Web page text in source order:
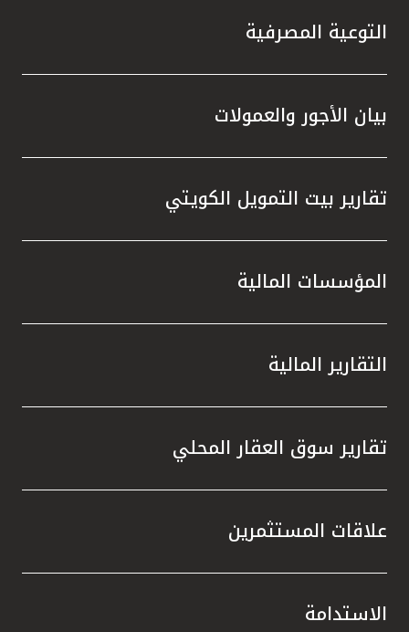
التوعية المصرفية
بيان الأجور والعمولات
تقارير بيت التمويل الكويتي
المؤسسات المالية
التقارير المالية
تقارير سوق العقار المحلي
علاقات المستثمرين
الاستدامة